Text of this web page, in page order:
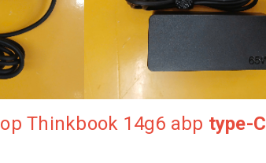
Thinkbook 14g6 abp type-C